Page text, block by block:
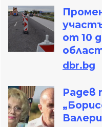
от 10
dbr.bg
Радев